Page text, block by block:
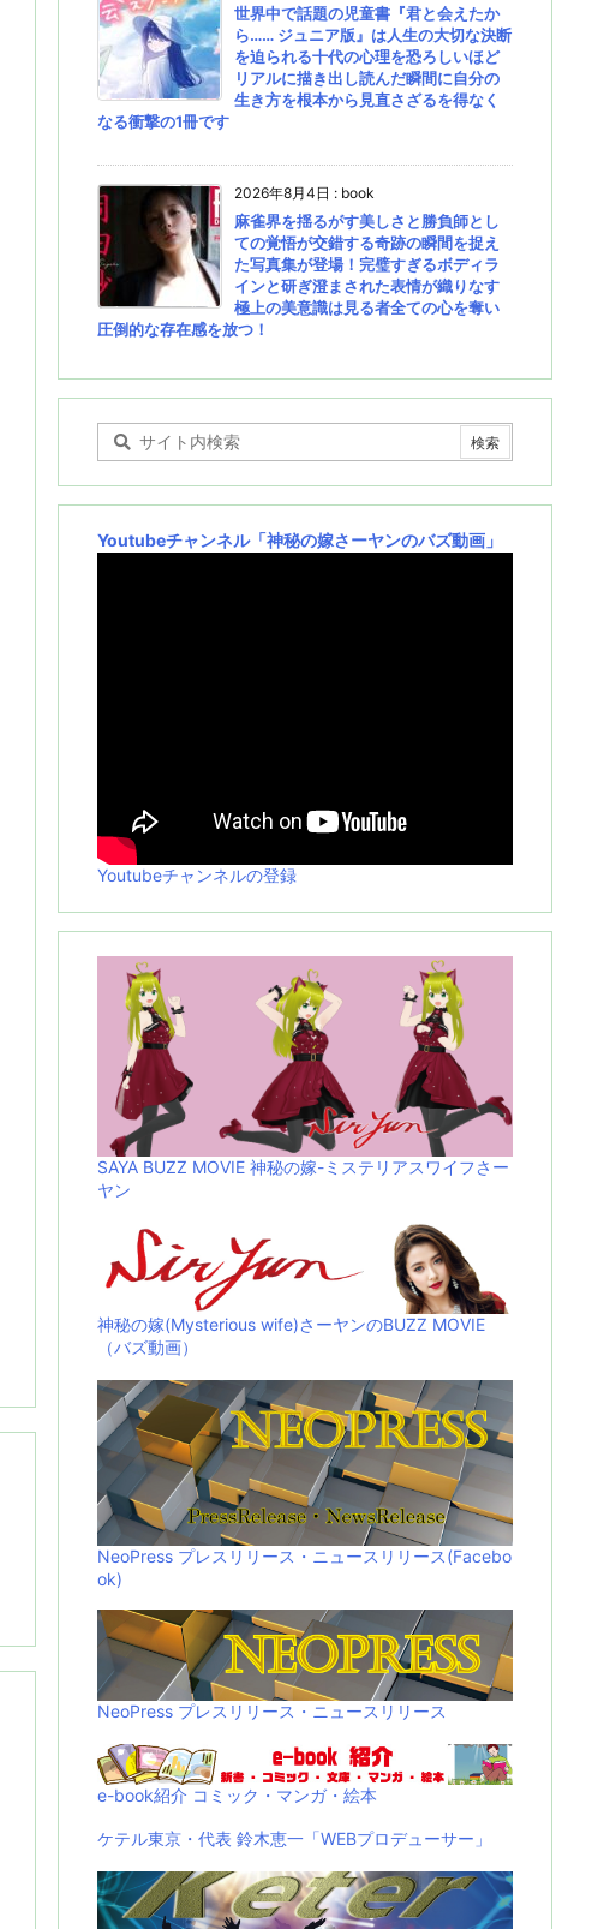
世界中で話題の児童書『君と会えたか
ら…… ジュニア版』は人生の大切な決断
を迫られる十代の心理を恐ろしいほど
リアルに描き出し読んだ瞬間に自分の
生き方を根本から見直さざるを得なく
なる衝撃の1冊です
2026年8月4日 : book
麻雀界を揺るがす美しさと勝負師とし
ての覚悟が交錯する奇跡の瞬間を捉え
た写真集が登場！完璧すぎるボディラ
インと研ぎ澄まされた表情が織りなす
極上の美意識は見る者全ての心を奪い
圧倒的な存在感を放つ！
Youtubeチャンネル「神秘の嫁さーヤンのバズ動画」
Youtubeチャンネルの登録
SAYA BUZZ MOVIE 神秘の嫁-ミステリアスワイフさー
ヤン
神秘の嫁(Mysterious wife)さーヤンのBUZZ MOVIE
（バズ動画）
NeoPress プレスリリース・ニュースリリース(Facebo
ok)
NeoPress プレスリリース・ニュースリリース
e-book紹介 コミック・マンガ・絵本
ケテル東京・代表 鈴木恵一「WEBプロデューサー」